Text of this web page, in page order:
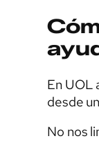
En UOL
desde
No nos